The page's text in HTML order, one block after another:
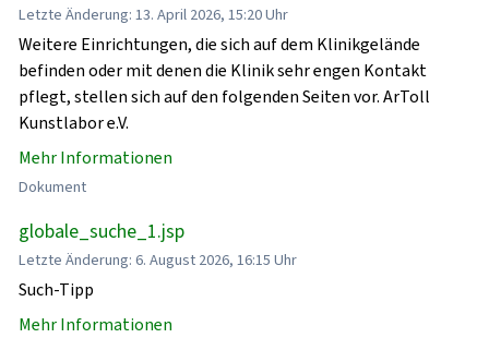
Letzte Änderung: 13. April 2026, 15:20 Uhr
Weitere Einrichtungen, die sich auf dem Klinikgelände
befinden oder mit denen die Klinik sehr engen Kontakt
pflegt, stellen sich auf den folgenden Seiten vor. ArToll
Kunstlabor e.V.
Mehr Informationen
Dokument
globale_suche_1.jsp
Letzte Änderung: 6. August 2026, 16:15 Uhr
Such-Tipp
Mehr Informationen